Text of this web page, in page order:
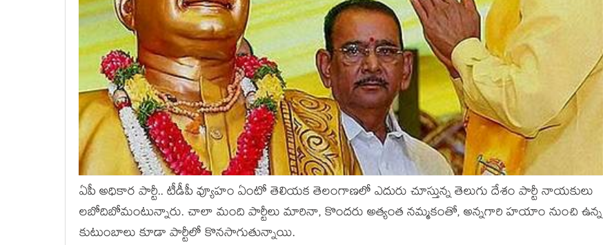
ఏపీ అధికార పార్టీ.. టీడీపీ వ్యూహం ఏంటో తెలియక తెలంగాణలో ఎదురు చూస్తున్న తెలుగు దేశం పార్టీ నాయకులు
లబోదిబోమంటున్నారు. చాలా మంది పార్టీలు మారినా, కొందరు అత్యంత నమ్మకంతో, అన్నగారి హయాం నుంచి ఉన్న
కుటుంబాలు కూడా పార్టీలో కొనసాగుతున్నాయి.